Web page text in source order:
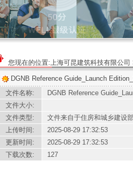
您现在的位置:上海可昆建筑科技有限公司
DGNB Reference Guide_Launch
文件名称:
DGNB Reference
文件大小:
文件类型:
文件来自于住房和城乡建设
上传时间:
2025-08-29 17:32:53
更新时间:
2025-08-29 17:32:53
下载次数:
127